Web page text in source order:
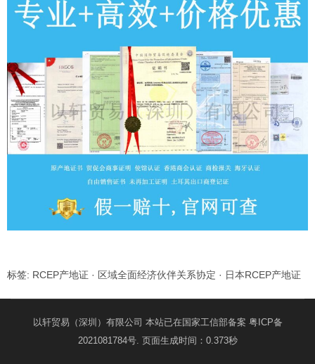
标签: RCEP产地证 · 区域全面经济伙伴关系协定 · 日本RCEP产地证
以轩贸易（深圳）有限公司 本站已在国家工信部备案 粤ICP备
2021081784号. 页面生成时间：0.373秒